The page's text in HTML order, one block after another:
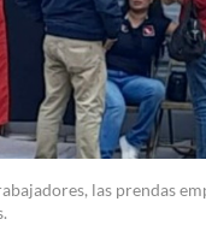
las prendas